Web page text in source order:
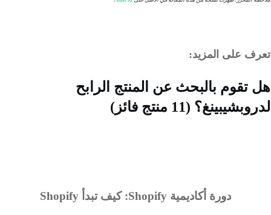
على المزيد:
بالبحث عن المنتج الرابح
(11 منتج فائز)
دورة أكاديمية Shopify: كيف تبدأ Shopify